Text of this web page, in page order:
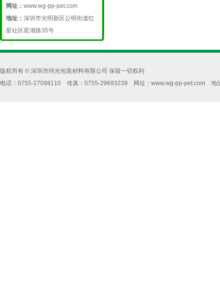
网址： www.wg-pp-pet.com
地址： 深圳市光明新区公明街道红
星社区星湖路35号
版权所有 © 深圳市纬光包装材料有限公司 保留一切权利
电话：0755-27098110 传真：0755-29693239 网址：www.wg-pp-pet.com 地